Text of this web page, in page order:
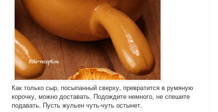
Как только сыр, посыпанный сверху, превратится в румяную
корочку, можно доставать. Подождите немного, не спешите
подавать. Пусть жульен чуть-чуть остынет.